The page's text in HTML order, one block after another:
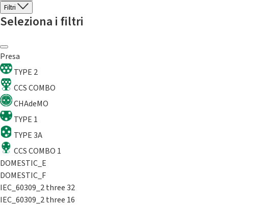
Filtri
Seleziona i filtri
Presa
TYPE 2
CCS COMBO
CHAdeMO
TYPE 1
TYPE 3A
CCS COMBO 1
DOMESTIC_E
DOMESTIC_F
IEC_60309_2 three 32
IEC_60309_2 three 16